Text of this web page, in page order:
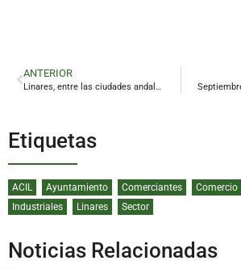
ANTERIOR
Linares, entre las ciudades andaluzas más baratas para llenar el carro de la compra, según un estudio de la OCU
Etiquetas
ACIL Ayuntamiento Comerciantes Comercio
Industriales
Linares Sector
Noticias Relacionadas